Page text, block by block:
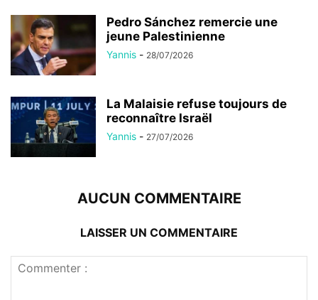
Pedro Sánchez remercie une
jeune Palestinienne
Yannis - 28/07/2026
La Malaisie refuse toujours de
reconnaître Israël
Yannis - 27/07/2026
AUCUN COMMENTAIRE
LAISSER UN COMMENTAIRE